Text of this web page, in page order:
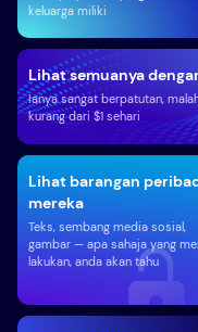
keluarga miliki
Lihat barangan
mereka
Teks, sembang media sosial,
gambar — apa sahaja yang
lakukan, anda akan tahu
Lihat semuanya
Ianya sangat berpatutan,
kurang dari $1 sehari